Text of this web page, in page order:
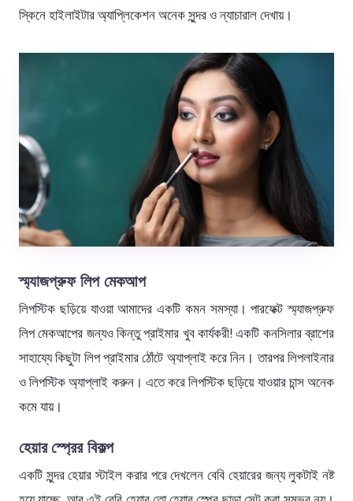
স্কিনে হাইলাইটার অ্যাপ্লিকেশন অনেক সুন্দর ও ন্যাচারাল দেখায়।
স্ম্যাজপ্রুফ লিপ মেকআপ
লিপস্টিক ছড়িয়ে যাওয়া আমাদের একটি কমন সমস্যা। পারফেক্ট স্ম্যাজপ্রুফ
লিপ মেকআপের জন্যও কিন্তু প্রাইমার খুব কার্যকরী! একটি কনসিলার ব্রাশের
সাহায্যে কিছুটা লিপ প্রাইমার ঠোঁটে অ্যাপ্লাই করে নিন। তারপর লিপলাইনার
ও লিপস্টিক অ্যাপ্লাই করুন। এতে করে লিপস্টিক ছড়িয়ে যাওয়ার চান্স অনেক
কমে যায়।
হেয়ার স্প্রের বিকল্প
একটি সুন্দর হেয়ার স্টাইল করার পরে দেখলেন বেবি হেয়ারের জন্য লুকটাই নষ্ট